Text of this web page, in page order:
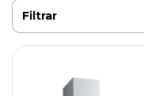
Filtrar